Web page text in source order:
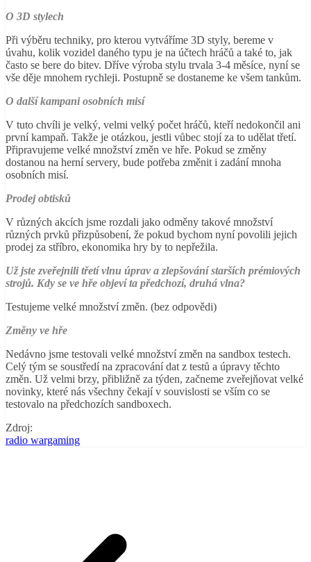
O 3D stylech
Při výběru techniky, pro kterou vytváříme 3D styly, bereme v
úvahu, kolik vozidel daného typu je na účtech hráčů a také to, jak
často se bere do bitev. Dříve výroba stylu trvala 3-4 měsíce, nyní se
vše děje mnohem rychleji. Postupně se dostaneme ke všem tankům.
O další kampani osobních misí
V tuto chvíli je velký, velmi velký počet hráčů, kteří nedokončil ani
první kampaň. Takže je otázkou, jestli vůbec stojí za to udělat třetí.
Připravujeme velké množství změn ve hře. Pokud se změny
dostanou na herní servery, bude potřeba změnit i zadání mnoha
osobních misí.
Prodej obtisků
V různých akcích jsme rozdali jako odměny takové množství
různých prvků přizpůsobení, že pokud bychom nyní povolili jejich
prodej za stříbro, ekonomika hry by to nepřežila.
Už jste zveřejnili třetí vlnu úprav a zlepšování starších prémiových
strojů. Kdy se ve hře objeví ta předchozí, druhá vlna?
Testujeme velké množství změn. (bez odpovědi)
Změny ve hře
Nedávno jsme testovali velké množství změn na sandbox testech.
Celý tým se soustředí na zpracování dat z testů a úpravy těchto
změn. Už velmi brzy, přibližně za týden, začneme zveřejňovat velké
novinky, které nás všechny čekají v souvislosti se vším co se
testovalo na předchozích sandboxech.
Zdroj:
radio wargaming